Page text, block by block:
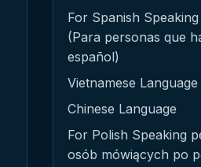
For Spanish
(Para personas que
español)
Vietnamese Language
Chinese Language
For Polish Speaking
osób mówiących po